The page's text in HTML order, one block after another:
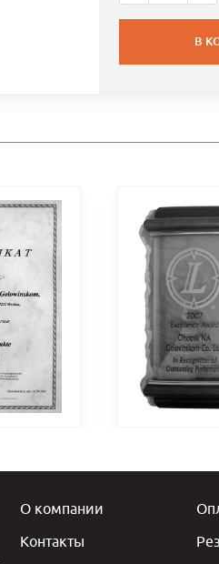
В
О компании
Контакты